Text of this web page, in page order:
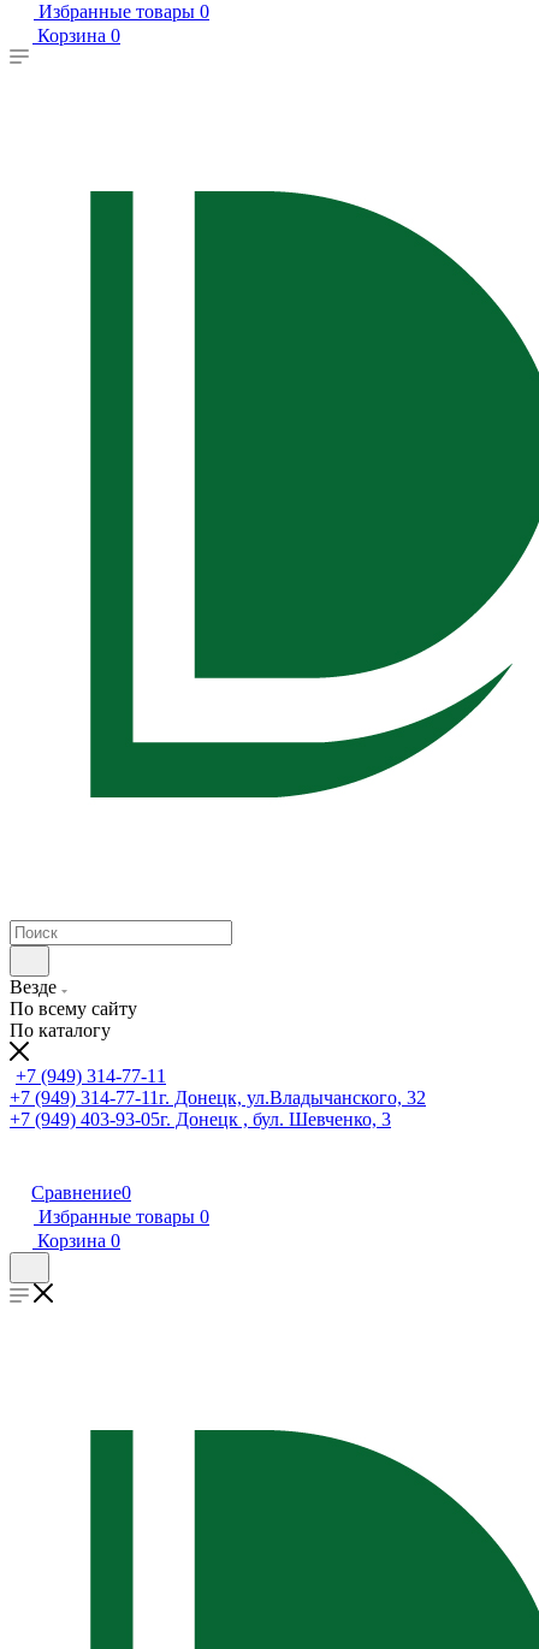
Избранные товары 0
Корзина 0
Везде
По всему сайту
По каталогу
+7 (949) 314-77-11
+7 (949) 314-77-11г. Донецк, ул.Владычанского, 32
+7 (949) 403-93-05г. Донецк , бул. Шевченко, 3
Сравнение0
Избранные товары 0
Корзина 0